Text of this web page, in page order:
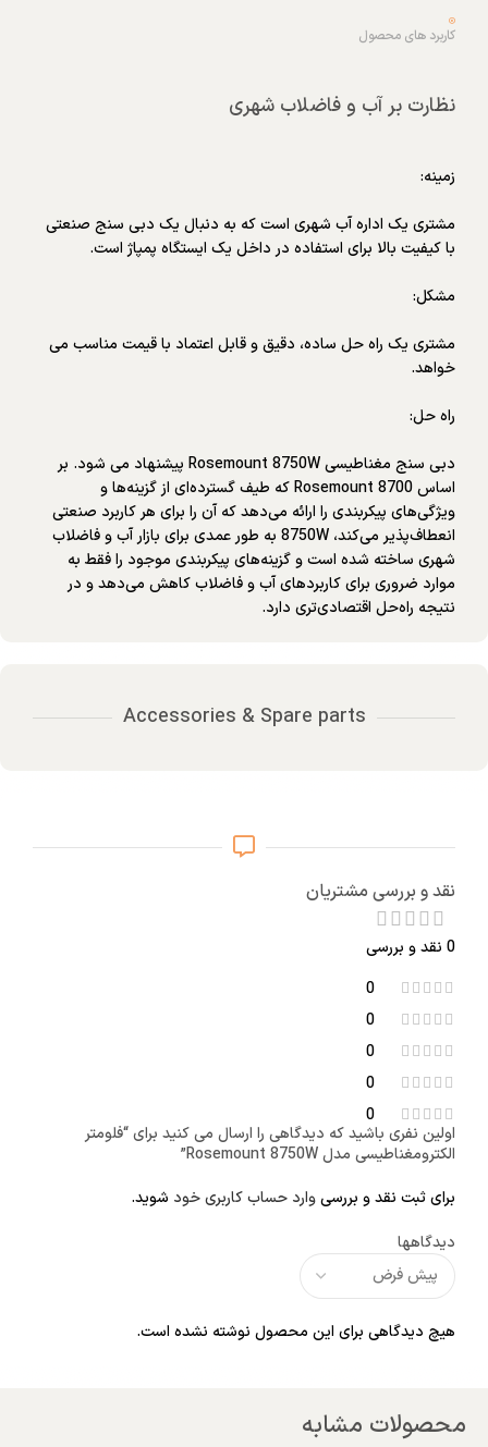
کاربرد های محصول
نظارت بر آب و فاضلاب شهری
زمینه:
مشتری یک اداره آب شهری است که به دنبال یک دبی سنج صنعتی
با کیفیت بالا برای استفاده در داخل یک ایستگاه پمپاژ است.
مشکل:
مشتری یک راه حل ساده، دقیق و قابل اعتماد با قیمت مناسب می
خواهد.
راه حل:
دبی سنج مغناطیسی Rosemount 8750W پیشنهاد می شود. بر
اساس Rosemount 8700 که طیف گسترده‌ای از گزینه‌ها و
ویژگی‌های پیکربندی را ارائه می‌دهد که آن را برای هر کاربرد صنعتی
انعطاف‌پذیر می‌کند، 8750W به طور عمدی برای بازار آب و فاضلاب
شهری ساخته شده است و گزینه‌های پیکربندی موجود را فقط به
موارد ضروری برای کاربردهای آب و فاضلاب کاهش می‌دهد و در
نتیجه راه‌حل اقتصادی‌تری دارد.
Accessories & Spare parts
نقد و بررسی مشتریان
0 نقد و بررسی
0
0
0
0
0
دیدگاهها
هیچ دیدگاهی برای این محصول نوشته نشده است.
اولین نفری باشید که دیدگاهی را ارسال می کنید برای “فلومتر
الکترومغناطیسی مدل Rosemount 8750W”
برای ثبت نقد و بررسیوارد حساب کاربری خود شوید.
محصولات مشابه